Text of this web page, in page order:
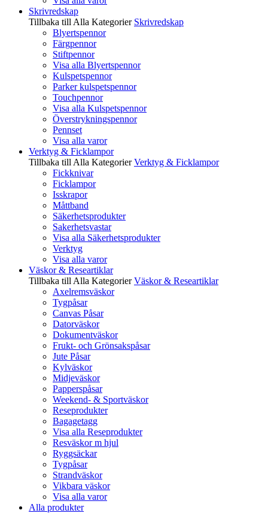
Skrivredskap
Tillbaka till Alla Kategorier Skrivredskap
Blyertspennor
Färgpennor
Stiftpennor
Visa alla Blyertspennor
Kulspetspennor
Parker kulspetspennor
Touchpennor
Visa alla Kulspetspennor
Överstrykningspennor
Pennset
Visa alla varor
Verktyg & Ficklampor
Tillbaka till Alla Kategorier Verktyg & Ficklampor
Fickknivar
Ficklampor
Isskrapor
Måttband
Säkerhetsprodukter
Sakerhetsvastar
Visa alla Säkerhetsprodukter
Verktyg
Visa alla varor
Väskor & Researtiklar
Tillbaka till Alla Kategorier Väskor & Researtiklar
Axelremsväskor
Tygpåsar
Canvas Påsar
Datorväskor
Dokumentväskor
Frukt- och Grönsakspåsar
Jute Påsar
Kylväskor
Midjeväskor
Papperspåsar
Weekend- & Sportväskor
Reseprodukter
Bagagetagg
Visa alla Reseprodukter
Resväskor m hjul
Ryggsäckar
Tygpåsar
Strandväskor
Vikbara väskor
Visa alla varor
Alla produkter